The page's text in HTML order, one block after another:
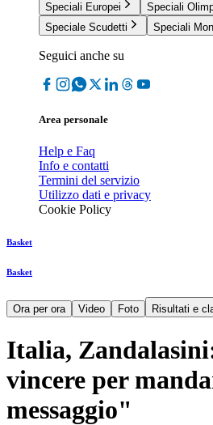
Speciali Europei
Speciali
Speciale Scudetti
Speciali
Seguici anche su
Area personale
Help e Faq
Info e contatti
Termini del servizio
Utilizzo dati e privacy
Cookie Policy
Basket
Basket
Ora per ora Video Foto Risultati e
Italia,
vincere per
messaggio"